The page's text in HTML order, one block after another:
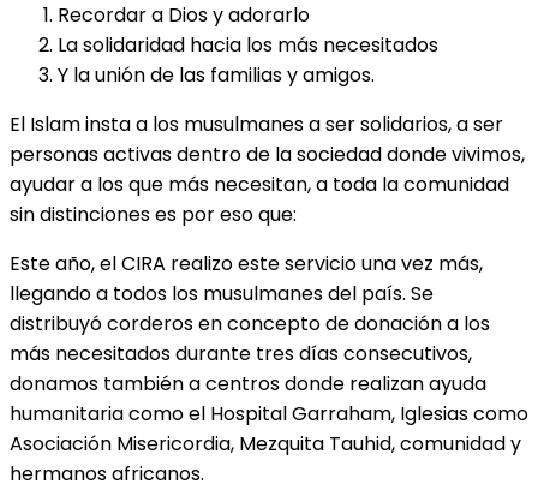
Recordar a Dios y adorarlo
La solidaridad hacia los más necesitados
Y la unión de las familias y amigos.
El Islam insta a los musulmanes a ser solidarios, a ser
personas activas dentro de la sociedad donde vivimos,
ayudar a los que más necesitan, a toda la comunidad
sin distinciones es por eso que:
Este año, el CIRA realizo este servicio una vez más,
llegando a todos los musulmanes del país. Se
distribuyó corderos en concepto de donación a los
más necesitados durante tres días consecutivos,
donamos también a centros donde realizan ayuda
humanitaria como el Hospital Garraham, Iglesias como
Asociación Misericordia, Mezquita Tauhid, comunidad y
hermanos africanos.